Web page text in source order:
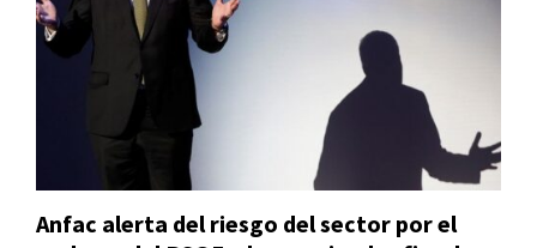
Anfac alerta del riesgo del sector por el